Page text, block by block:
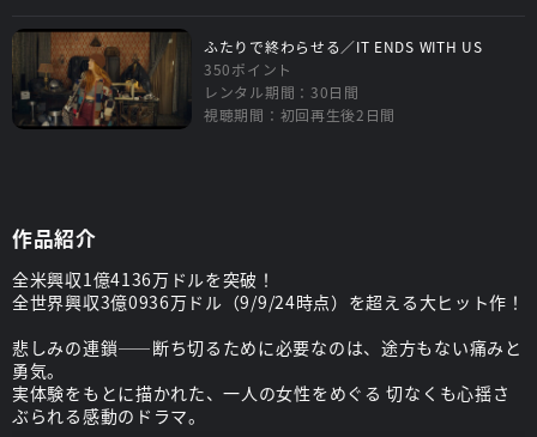
ふたりで終わらせる／IT ENDS WITH US
350ポイント
レンタル期間：30日間
視聴期間：初回再生後2日間
作品紹介
全米興収1億4136万ドルを突破！
全世界興収3億0936万ドル（9/9/24時点）を超える大ヒット作！
悲しみの連鎖――断ち切るために必要なのは、途方もない痛みと
勇気。
実体験をもとに描かれた、一人の女性をめぐる 切なくも心揺さ
ぶられる感動のドラマ。